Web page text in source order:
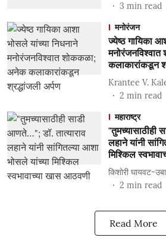
3 min read
मनोरंजन
ज्येष्ठ गायिका
कलाकारांकडून
Krantee V.
2 min read
महाराष्ट्र
"तुमच्यासाठीही
लहाने यांनी
मिश्किल
किशोरी घायवट-
2 min read
Read More